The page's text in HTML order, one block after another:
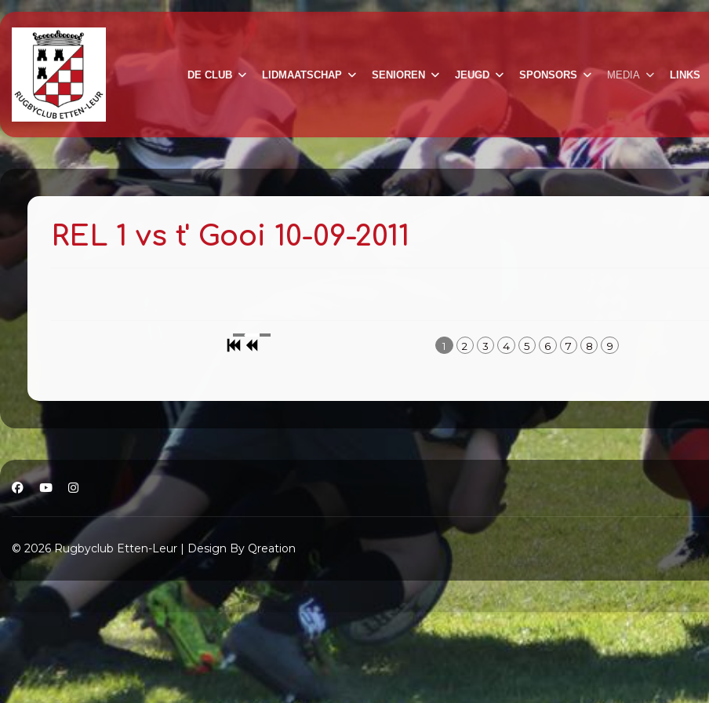
DE CLUB LIDMAATSCHAP SENIOREN JEUGD SPONSORS MEDIA LINKS
REL 1 vs t' Gooi 10-09-2011
1 2 3 4 5 6 7 8 9
© 2026 Rugbyclub Etten-Leur | Design By Qreation